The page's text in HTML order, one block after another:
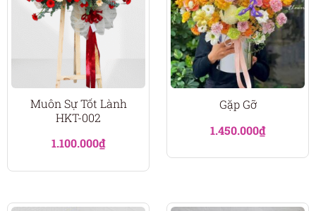
Muôn Sự Tốt Lành
HKT-002
1.100.000₫
Gặp Gỡ
1.450.000₫